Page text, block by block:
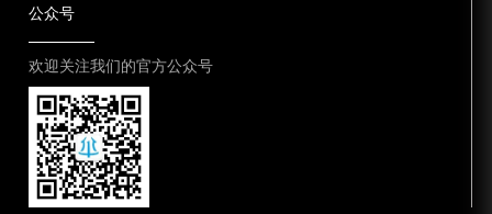
公众号
欢迎关注我们的官方公众号